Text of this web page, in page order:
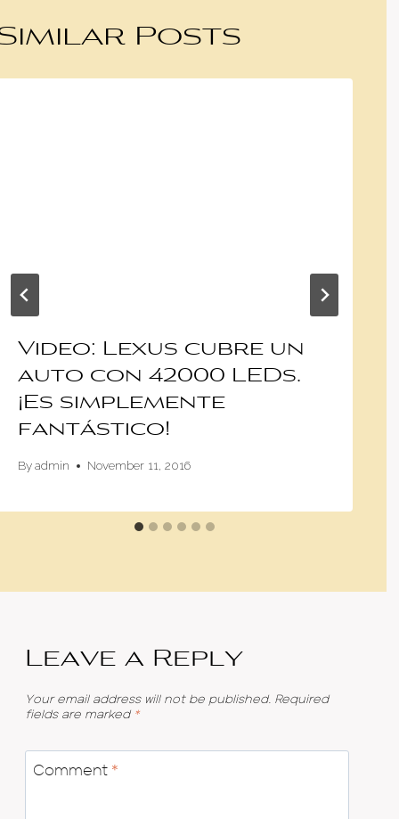
Posts
Video: Lexus cubre un
auto con 42000 LEDs.
¡Es simplemente
fantástico!
Byadmin November 11, 2016
Leave a Reply
Your email address will not be published. Required
fields are marked *
Comment *